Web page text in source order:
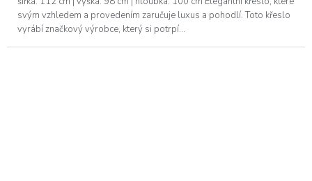
svým vzhledem a provedením zaručuje luxus a pohodlí. Toto křeslo
vyrábí značkový výrobce, který si potrpí...